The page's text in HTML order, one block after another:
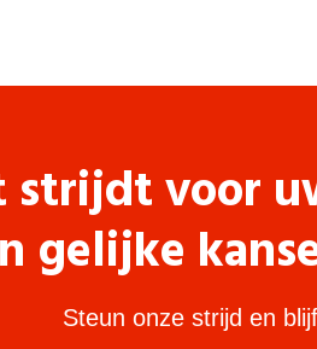
strijdt voor
gelijke
Steun onze strijd en